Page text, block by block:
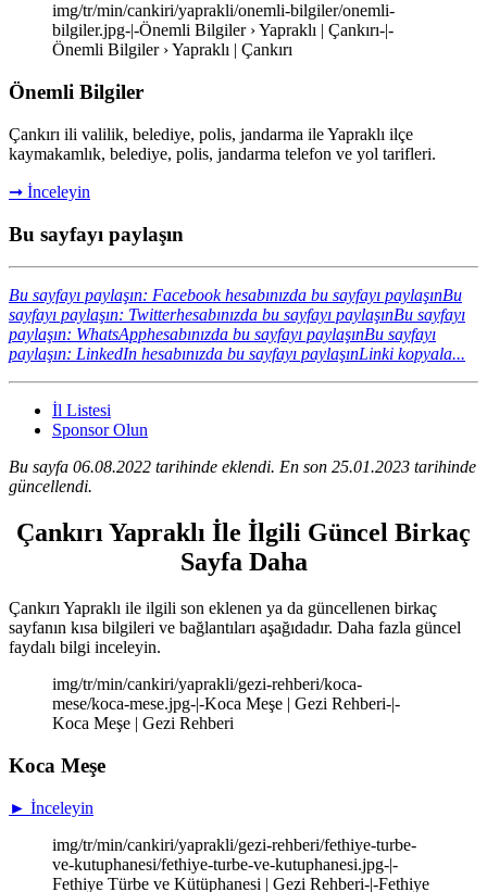
img/tr/min/cankiri/yaprakli/onemli-bilgiler/onemli-
bilgiler.jpg-|-Önemli Bilgiler › Yapraklı | Çankırı-|-
Önemli Bilgiler › Yapraklı | Çankırı
Önemli Bilgiler
Çankırı ili valilik, belediye, polis, jandarma ile Yapraklı ilçe
kaymakamlık, belediye, polis, jandarma telefon ve yol tarifleri.
➞ İnceleyin
Bu sayfayı paylaşın
Bu sayfayı paylaşın: Facebook hesabınızda bu sayfayı paylaşınBu
sayfayı paylaşın: Twitterhesabınızda bu sayfayı paylaşınBu sayfayı
paylaşın: WhatsApphesabınızda bu sayfayı paylaşınBu sayfayı
paylaşın: LinkedIn hesabınızda bu sayfayı paylaşınLinki kopyala...
İl Listesi
Sponsor Olun
Bu sayfa 06.08.2022 tarihinde eklendi. En son 25.01.2023 tarihinde
güncellendi.
Çankırı Yapraklı İle İlgili Güncel Birkaç
Sayfa Daha
Çankırı Yapraklı ile ilgili son eklenen ya da güncellenen birkaç
sayfanın kısa bilgileri ve bağlantıları aşağıdadır. Daha fazla güncel
faydalı bilgi inceleyin.
img/tr/min/cankiri/yaprakli/gezi-rehberi/koca-
mese/koca-mese.jpg-|-Koca Meşe | Gezi Rehberi-|-
Koca Meşe | Gezi Rehberi
Koca Meşe
► İnceleyin
img/tr/min/cankiri/yaprakli/gezi-rehberi/fethiye-turbe-
ve-kutuphanesi/fethiye-turbe-ve-kutuphanesi.jpg-|-
Fethiye Türbe ve Kütüphanesi | Gezi Rehberi-|-Fethiye